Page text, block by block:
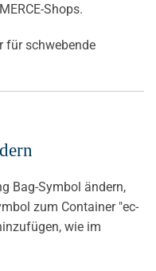
Shops.
für schwebende
Bag-Symbol ändern,
zum Container "ec-
wie im